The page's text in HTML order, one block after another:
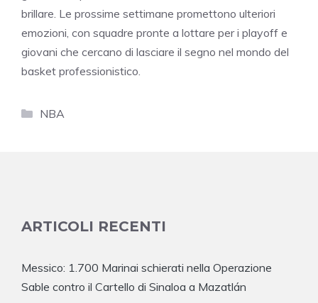
brillare. Le prossime settimane promettono ulteriori
emozioni, con squadre pronte a lottare per i playoff e
giovani che cercano di lasciare il segno nel mondo del
basket professionistico.
Categorie
NBA
ARTICOLI RECENTI
Messico: 1.700 Marinai schierati nella Operazione
Sable contro il Cartello di Sinaloa a Mazatlán